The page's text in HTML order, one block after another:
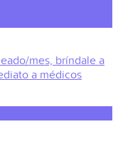
mes, bríndale a
a médicos